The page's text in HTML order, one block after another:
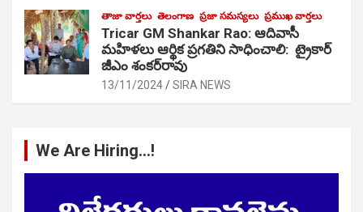
తాజా వార్తలు తెలంగాణ ప్రజా సమస్యలు ప్రముఖ వార్తలు
Tricar GM Shankar Rao: ఆదివాసీ
మహిళలు ఆర్థిక ప్రగతిని సాధించాలి: ట్రైకార్
జీఎం శంకర్‌రావు
13/11/2024 SIRA NEWS
We Are Hiring…!